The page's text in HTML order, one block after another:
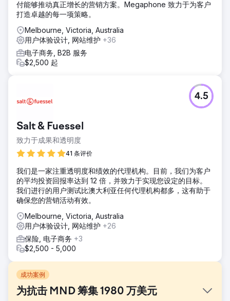
付能够推动真正增长的营销方案。Megaphone 致力于为客户
打造卓越的每一项策略。
Melbourne, Victoria, Australia
用户体验设计, 网站维护 +36
电子商务, B2B 服务
$2,500 起
Salt & Fuessel
致力于成果和透明度
41 条评价
4.5
我们是一家注重透明度和绩效的代理机构。目前，我们为客户
的平均投资回报率达到 12 倍，并致力于实现您设定的目标。
我们进行的用户测试比澳大利亚任何代理机构都多，这有助于
确保您的营销活动有效。
Melbourne, Victoria, Australia
用户体验设计, 网站维护 +26
保险, 电子商务 +3
$2,500 - 5,000
成功案例
为抗击 MND 筹集 1980 万美元